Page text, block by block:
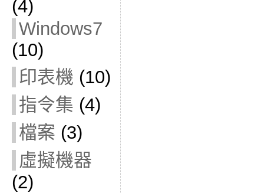
(4)
Windows7
(10)
印表機 (10)
指令集 (4)
檔案 (3)
虛擬機器
(2)